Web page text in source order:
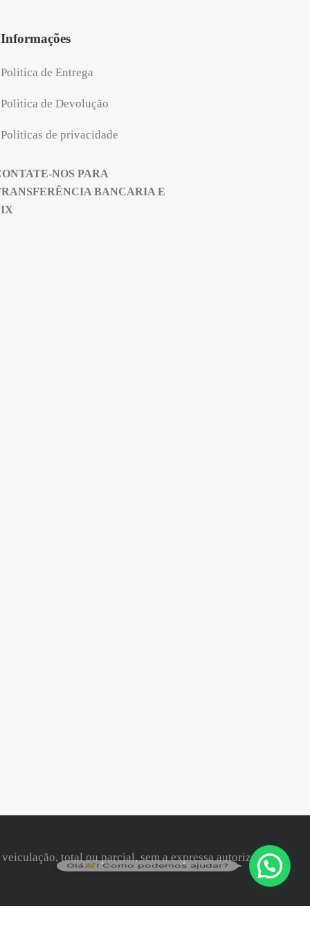
Informações
Politica de Entrega
Politica de Devolução
Politicas de privacidade
NOS PARA
BANCARIA E
total ou parcial, sem a expressa autorização da
Olá ! Como podemos ajudar?